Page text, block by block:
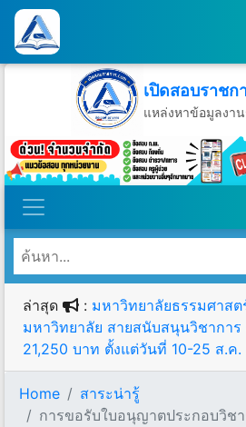
เปิดสอบราชก
แหล่งหาข้อมูลงา
วันศุกร์ที่ 7 เดือนสิงหา
ล่าสุด : มหาวิทยาลัยธรรมศาส
มหาวิทยาลัย สายสนับสนุนวิชาการ
21,250 บาท ตั้งแต่วันที่ 10-25 ส.ค.
Home
สาระน่ารู้
การขอรับใบอนุญาตประกอบวิช